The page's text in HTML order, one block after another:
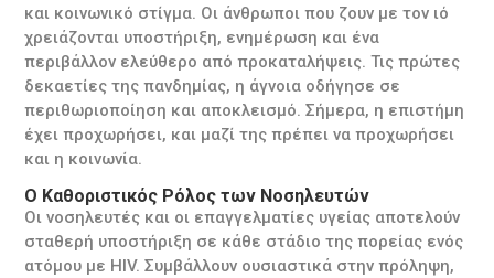
και κοινωνικό στίγμα. Οι άνθρωποι που ζουν με τον ιό
χρειάζονται υποστήριξη, ενημέρωση και ένα
περιβάλλον ελεύθερο από προκαταλήψεις. Τις πρώτες
δεκαετίες της πανδημίας, η άγνοια οδήγησε σε
περιθωριοποίηση και αποκλεισμό. Σήμερα, η επιστήμη
έχει προχωρήσει, και μαζί της πρέπει να προχωρήσει
και η κοινωνία.
Ο Καθοριστικός Ρόλος των Νοσηλευτών
Οι νοσηλευτές και οι επαγγελματίες υγείας αποτελούν
σταθερή υποστήριξη σε κάθε στάδιο της πορείας ενός
ατόμου με HIV. Συμβάλλουν ουσιαστικά στην πρόληψη,